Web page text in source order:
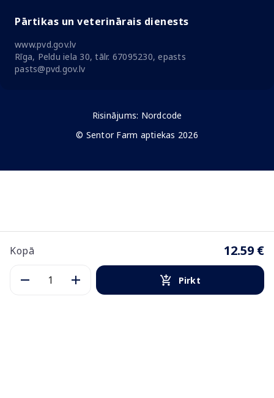
Kopā 12.59 €
Pirkt
Pārtikas un veterinārais dienests
www.pvd.gov.lv
Rīga, Peldu iela 30, tālr. 67095230, epasts
pasts@pvd.gov.lv
Risinājums: Nordcode
© Sentor Farm aptiekas 2026